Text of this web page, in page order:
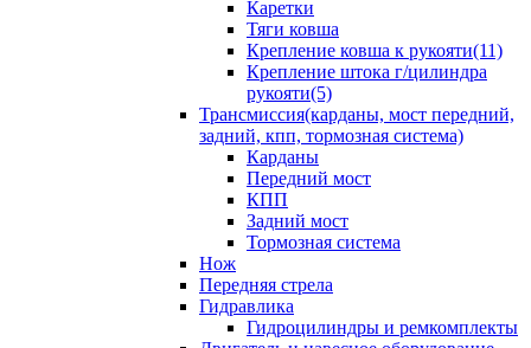
Каретки
Тяги ковша
Крепление ковша к рукояти(11)
Крепление штока г/цилиндра
рукояти(5)
Трансмиссия(карданы, мост передний,
задний, кпп, тормозная система)
Карданы
Передний мост
КПП
Задний мост
Тормозная система
Нож
Передняя стрела
Гидравлика
Гидроцилиндры и ремкомплекты